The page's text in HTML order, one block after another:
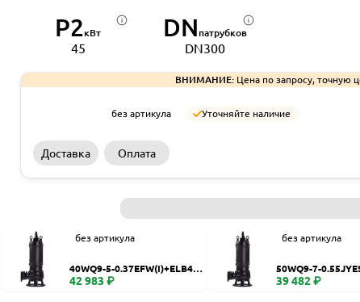
P2кВт
45
DN патрубков
DN300
ВНИМАНИЕ:Цена по запросу, точную
без артикула Уточняйте наличие
Доставка Оплата
без артикула
40WQ9-5-0.37EFW(I)+ELB40
WQ
42 983 ₽
без артикула
50WQ9-7-
WQ
39 482 ₽